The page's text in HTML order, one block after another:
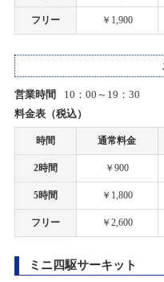
2020/04/27
新型コロナウィルス感染症対策
2020/04/23
タム・タム上里店、サーキット
2020/04/22
札幌店 グランドオープンのお
2020/04/17
上里店 臨時営業時間変更のお
2020/04/07
【札幌店】2on2 サバゲーイ
カテゴリ：ミリタリー
【札幌店】オープン５周年祭
2025/06/14(土)～2025/06/15(日)
カテゴリ：その他
2025/06/08(日)
カテゴリ：ラジコン
お客様感謝祭2025春プレゼン
フリー ￥1,900
営業時間
10：00～19：30
料金表（税込）
時間 通常料金
2時間 ￥900
5時間 ￥1,800
フリー ￥2,600
ミニ四駆サーキット